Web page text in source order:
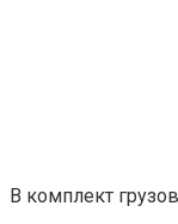
В комплект